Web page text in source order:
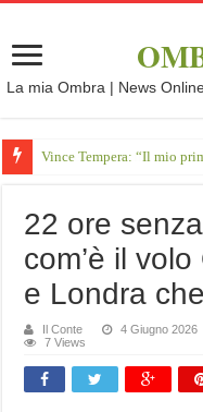
La mia Ombra | News
Vince Tempera: “Il mio
22 ore
com’è il
e Londra
Il Conte 4 Giugno 2026
7 Views